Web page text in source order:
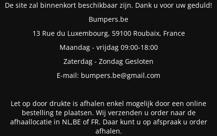
De site zal binnenkort beschikbaar zijn. Dank u voor uw geduld!
Bumpers.be
13 Rue du Luxembourg, 59100 Roubaix, France
Maandag - vrijdag 09:00-18:00
Zaterdag - Zondag Gesloten
E-mail: bumpers.be@gmail.com
Let op door drukte is afhalen enkel mogelijk door een online
bestelling te plaatsen. Wij verzenden u order naar de
afhaallocatie in NL,BE of FR. Daar kunt u op afspraak u order
afhalen.